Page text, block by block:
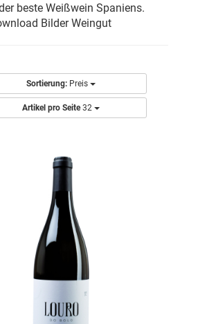
beste Weißwein Spaniens.
Bilder Weingut
Sortierung: Preis
Artikel pro Seite 32